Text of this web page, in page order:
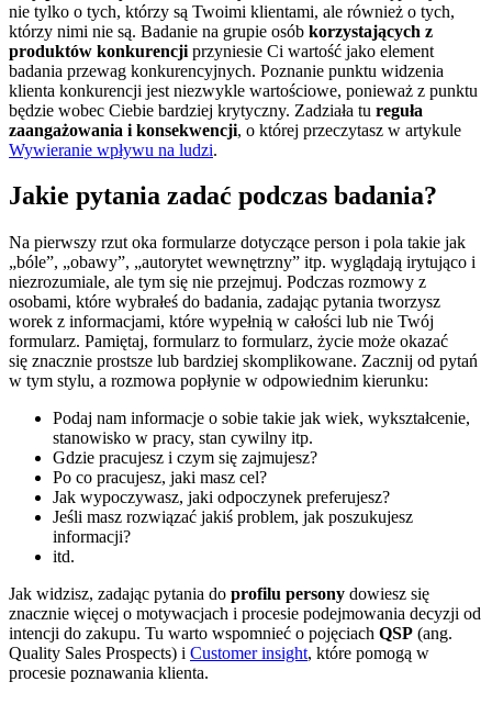
nie tylko o tych, którzy są Twoimi klientami, ale również o tych,
którzy nimi nie są. Badanie na grupie osób korzystających z
produktów konkurencji przyniesie Ci wartość jako element
badania przewag konkurencyjnych. Poznanie punktu widzenia
klienta konkurencji jest niezwykle wartościowe, ponieważ z punktu
będzie wobec Ciebie bardziej krytyczny. Zadziała tu reguła
zaangażowania i konsekwencji, o której przeczytasz w artykule
Wywieranie wpływu na ludzi.
Jakie pytania zadać podczas badania?
Na pierwszy rzut oka formularze dotyczące person i pola takie jak
„bóle”, „obawy”, „autorytet wewnętrzny” itp. wyglądają irytująco i
niezrozumiale, ale tym się nie przejmuj. Podczas rozmowy z
osobami, które wybrałeś do badania, zadając pytania tworzysz
worek z informacjami, które wypełnią w całości lub nie Twój
formularz. Pamiętaj, formularz to formularz, życie może okazać
się znacznie prostsze lub bardziej skomplikowane. Zacznij od pytań
w tym stylu, a rozmowa popłynie w odpowiednim kierunku:
Podaj nam informacje o sobie takie jak wiek, wykształcenie,
stanowisko w pracy, stan cywilny itp.
Gdzie pracujesz i czym się zajmujesz?
Po co pracujesz, jaki masz cel?
Jak wypoczywasz, jaki odpoczynek preferujesz?
Jeśli masz rozwiązać jakiś problem, jak poszukujesz
informacji?
itd.
Jak widzisz, zadając pytania do profilu persony dowiesz się
znacznie więcej o motywacjach i procesie podejmowania decyzji od
intencji do zakupu. Tu warto wspomnieć o pojęciach QSP (ang.
Quality Sales Prospects) i Customer insight, które pomogą w
procesie poznawania klienta.